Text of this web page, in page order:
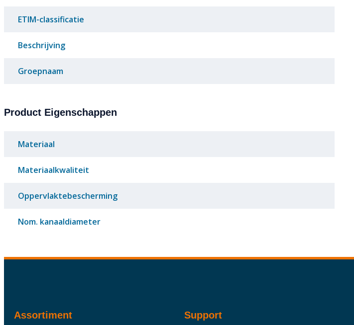
ETIM-classificatie
Beschrijving
Groepnaam
Product Eigenschappen
Materiaal
Materiaalkwaliteit
Oppervlaktebescherming
Nom. kanaaldiameter
Assortiment Support